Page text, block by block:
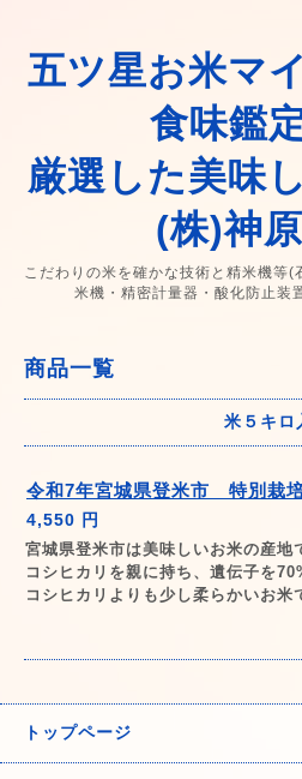
五ツ星お米マ
食味鑑
厳選した美味
(株)神
こだわりの米を確かな技術と精米機等(
米機・精密計量器・酸化防止装
商品一覧
米５キロ
令和7年宮城県登米市 特別栽
4,550 円
宮城県登米市は美味しいお米の産地
コシヒカリを親に持ち、遺伝子を
コシヒカリよりも少し柔らかいお米
トップページ